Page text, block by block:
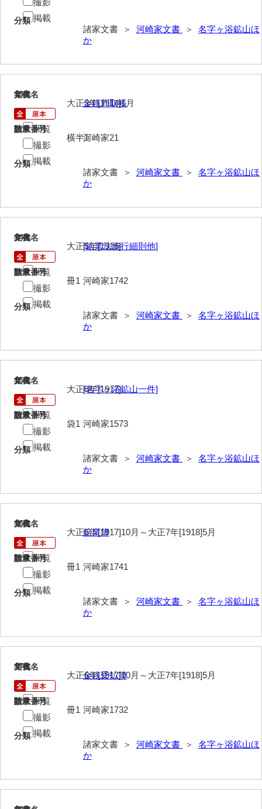
勝間田家文書
桂家文書（防府市）
桂家文書（宇部市2）
門井家文書
金谷家文書
金子家文書
兼田家文書
上矢田井手文書
嘉村家文書
賀屋家文書
河北家文書
河崎家
協同会社
名字ヶ浴鉱山ほか
坂辻井手
河崎家文書（旧神代村）
河野家文書（美祢市）
分類
諸家文書 ＞ 河崎家文書 ＞ 名字ヶ浴鉱山ほ
か
掲載
13
文書名
金銭判取帳
請求番号
河崎家21
分類
諸家文書 ＞ 河崎家文書 ＞ 名字ヶ浴鉱山ほ
か
年代
大正3年[1914]1月
数量
横半1
閲覧
撮影
掲載
14
文書名
[鉱業法施行細則他]
請求番号
河崎家1742
分類
諸家文書 ＞ 河崎家文書 ＞ 名字ヶ浴鉱山ほ
か
年代
大正5年[1916]
数量
冊1
閲覧
撮影
掲載
15
文書名
[名字ヶ浴鉱山一件]
請求番号
河崎家1573
分類
諸家文書 ＞ 河崎家文書 ＞ 名字ヶ浴鉱山ほ
か
年代
大正6年[1917]
数量
袋1
閲覧
撮影
掲載
16
文書名
鉱業簿
請求番号
河崎家1741
分類
諸家文書 ＞ 河崎家文書 ＞ 名字ヶ浴鉱山ほ
か
年代
大正6年[1917]10月～大正7年[1918]5月
数量
冊1
閲覧
撮影
掲載
17
文書名
金銭受払簿
請求番号
河崎家1732
分類
諸家文書 ＞ 河崎家文書 ＞ 名字ヶ浴鉱山ほ
か
年代
大正6年[1917]10月～大正7年[1918]5月
数量
冊1
閲覧
撮影
掲載